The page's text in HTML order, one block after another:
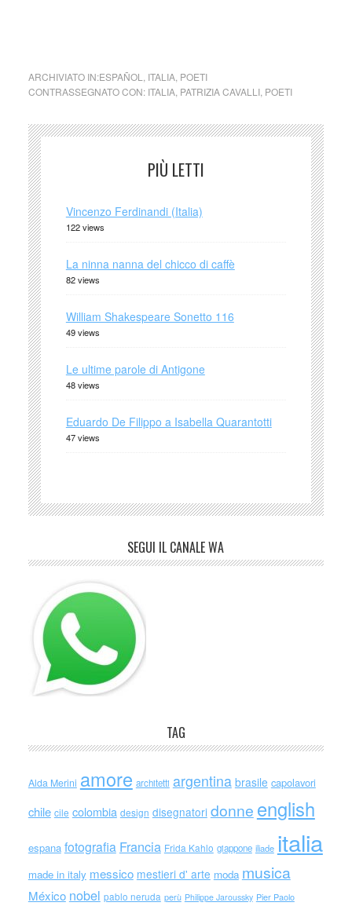
ARCHIVIATO IN:ESPAÑOL ITALIA, POETI
CONTRASSEGNATO CON: ITALIA, PATRIZIA CAVALLI, POETI
PIÙ LETTI
Vincenzo Ferdinandi (Italia)
122 views
La ninna nanna del chicco di caffè
82 views
William Shakespeare Sonetto 116
49 views
Le ultime parole di Antigone
48 views
Eduardo De Filippo a Isabella Quarantotti
47 views
SEGUI IL CANALE WA
TAG
Alda Merini amore architetti argentina brasile capolavori
chile cile colombia design disegnatori donne english
espana fotografia Francia Frida Kahlo giappone iliade italia
made in italy messico mestieri d' arte moda musica
México nobel pablo neruda perù Philippe Jaroussky Pier Paolo